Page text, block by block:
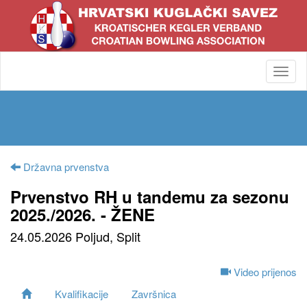
Državna prvenstva
Prvenstvo RH u tandemu za sezonu
2025./2026. - ŽENE
24.05.2026 Poljud, Split
Video prijenos
Kvalifikacije
Završnica